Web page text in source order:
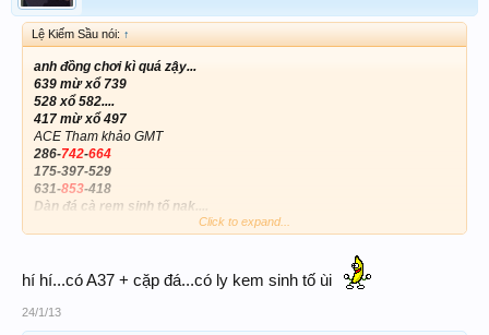
Lệ Kiếm Sầu nói: ↑
anh đồng chơi kì quá zậy...
639 mừ xổ 739
528 xổ 582....
417 mừ xổ 497
ACE Tham khảo GMT
286-742-664
175-397-529
631-853-418
Dàn đá cà rem sinh tố nak....
Click to expand...
hí hí...có A37 + cặp đá...có ly kem sinh tố ùi
24/1/13